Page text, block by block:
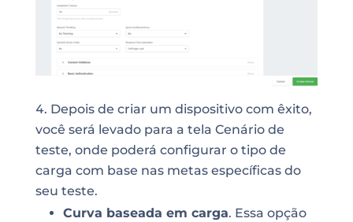
Depois de criar um dispositivo com êxito,
você será levado para a tela Cenário de
teste, onde poderá configurar o tipo de
carga com base nas metas específicas do
seu teste.
Curva baseada em carga. Essa opção